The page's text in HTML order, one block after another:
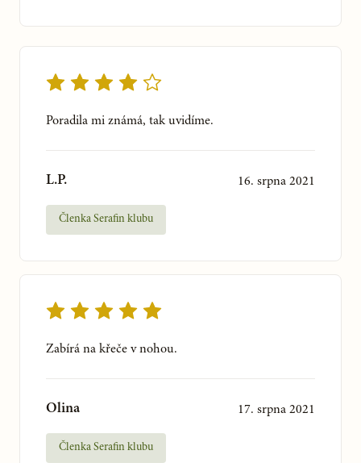
Poradila mi známá, tak uvidíme.
L.P. 16. srpna 2021
Členka Serafin klubu
Zabírá na křeče v nohou.
Olina 17. srpna 2021
Členka Serafin klubu